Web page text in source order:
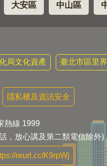
大安區 中山區
局文化資產 臺北市區里
隱私權及資訊安全
熱線 1999
，放心講及第二類電信除外)
reurl.cc/K9rpWj